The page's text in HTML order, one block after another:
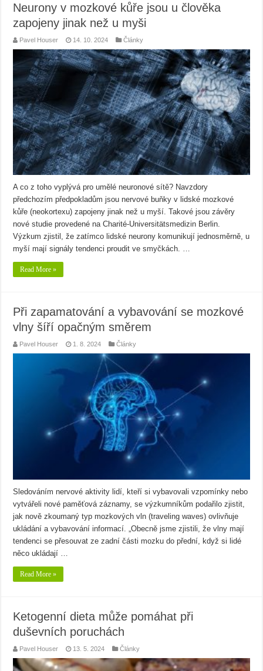
Neurony v mozkové kůře jsou u člověka
zapojeny jinak než u myši
Pavel Houser 14. 10. 2024 Články
A co z toho vyplývá pro umělé neuronové sítě? Navzdory
předchozím předpokladům jsou nervové buňky v lidské mozkové
kůře (neokortexu) zapojeny jinak než u myší. Takové jsou závěry
nové studie provedené na Charité-Universitätsmedizin Berlin.
Výzkum zjistil, že zatímco lidské neurony komunikují jednosměrně, u
myší mají signály tendenci proudit ve smyčkách. …
Read More »
Při zapamatování a vybavování se mozkové
vlny šíří opačným směrem
Pavel Houser 1. 8. 2024 Články
Sledováním nervové aktivity lidí, kteří si vybavovali vzpomínky nebo
vytvářeli nové paměťová záznamy, se výzkumníkům podařilo zjistit,
jak nově zkoumaný typ mozkových vln (traveling waves) ovlivňuje
ukládání a vybavování informací. „Obecně jsme zjistili, že vlny mají
tendenci se přesouvat ze zadní části mozku do přední, když si lidé
něco ukládají …
Read More »
Ketogenní dieta může pomáhat při
duševních poruchách
Pavel Houser 13. 5. 2024 Články